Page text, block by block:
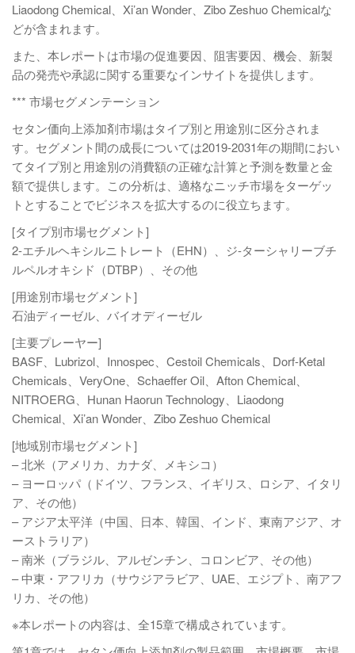
Liaodong Chemical、Xi’an Wonder、Zibo Zeshuo Chemicalな
どが含まれます。
また、本レポートは市場の促進要因、阻害要因、機会、新製
品の発売や承認に関する重要なインサイトを提供します。
*** 市場セグメンテーション
セタン価向上添加剤市場はタイプ別と用途別に区分されま
す。セグメント間の成長については2019-2031年の期間におい
てタイプ別と用途別の消費額の正確な計算と予測を数量と金
額で提供します。この分析は、適格なニッチ市場をターゲッ
トとすることでビジネスを拡大するのに役立ちます。
[タイプ別市場セグメント]
2-エチルヘキシルニトレート（EHN）、ジ-ターシャリーブチ
ルペルオキシド（DTBP）、その他
[用途別市場セグメント]
石油ディーゼル、バイオディーゼル
[主要プレーヤー]
BASF、Lubrizol、Innospec、Cestoil Chemicals、Dorf-Ketal
Chemicals、VeryOne、Schaeffer Oil、Afton Chemical、
NITROERG、Hunan Haorun Technology、Liaodong
Chemical、Xi’an Wonder、Zibo Zeshuo Chemical
[地域別市場セグメント]
– 北米（アメリカ、カナダ、メキシコ）
– ヨーロッパ（ドイツ、フランス、イギリス、ロシア、イタリ
ア、その他）
– アジア太平洋（中国、日本、韓国、インド、東南アジア、オ
ーストラリア）
– 南米（ブラジル、アルゼンチン、コロンビア、その他）
– 中東・アフリカ（サウジアラビア、UAE、エジプト、南アフ
リカ、その他）
※本レポートの内容は、全15章で構成されています。